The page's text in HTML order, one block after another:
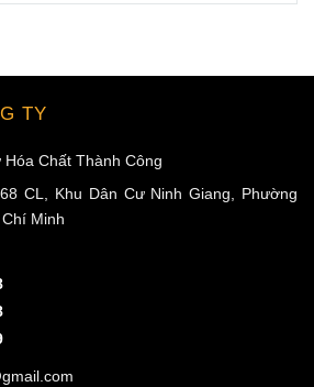
TY
Chất Thành Công
CL, Khu Dân Cư Ninh Giang, Phường
Minh